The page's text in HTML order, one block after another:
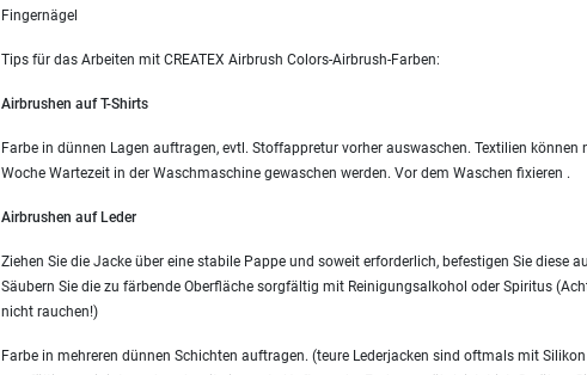
Fingernägel
Tips für das Arbeiten mit CREATEX Airbrush Colors-Airbrush-Farben:
Airbrushen auf T-Shirts
Farbe in dünnen Lagen auftragen, evtl. Stoffappretur vorher auswaschen. Textilien
Woche Wartezeit in der Waschmaschine gewaschen werden. Vor dem Waschen fixieren .
Airbrushen auf Leder
Ziehen Sie die Jacke über eine stabile Pappe und soweit erforderlich, befestigen Sie diese
Säubern Sie die zu färbende Oberfläche sorgfältig mit Reinigungsalkohol oder Spiritus
nicht rauchen!)
Farbe in mehreren dünnen Schichten auftragen. (teure Lederjacken sind oftmals mit